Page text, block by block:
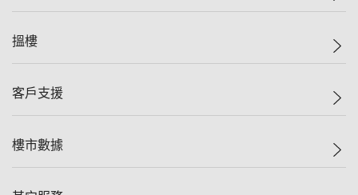
美聯集團
人才招募
搵樓
一手新盤
減價
客戶支援
自助放盤
樓市數據
樓價指數